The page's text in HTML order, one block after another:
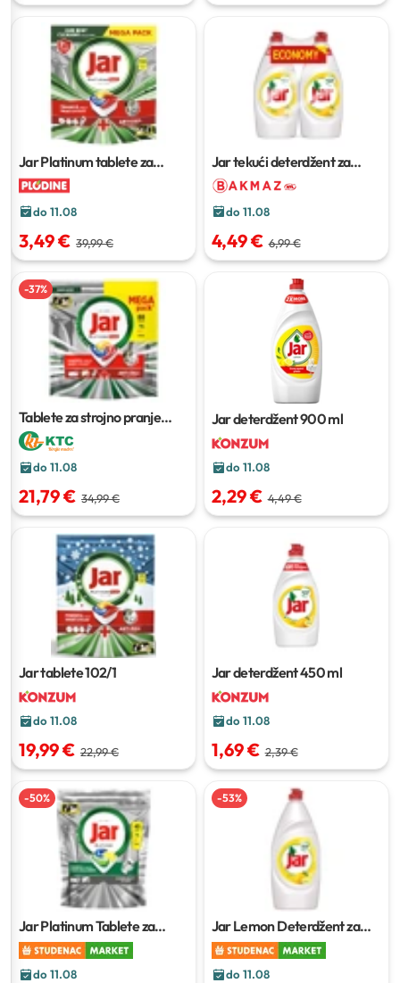
Jar Platinum tablete za
strojno pranje
do 11.08
3,49 € 39,99 €
Jar tekući deterdžent za
pranje posuđa
do 11.08
4,49 € 6,99 €
-37%
Tablete za strojno pranje
posuđa Jar Platinum
do 11.08
21,79 € 34,99 €
Jar deterdžent900 ml
do 11.08
2,29 € 4,49 €
Jar tablete102/1
do 11.08
19,99 € 22,99 €
Jar deterdžent450 ml
do 11.08
1,69 € 2,39 €
-50%
Jar Platinum Tablete za
strojno pranje posuđa
komada
do 11.08
-53%
Jar Lemon Deterdžent za
posuđe900 ml
do 11.08